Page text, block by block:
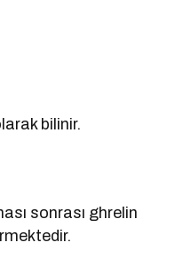
bilinir.
sonrası ghrelin